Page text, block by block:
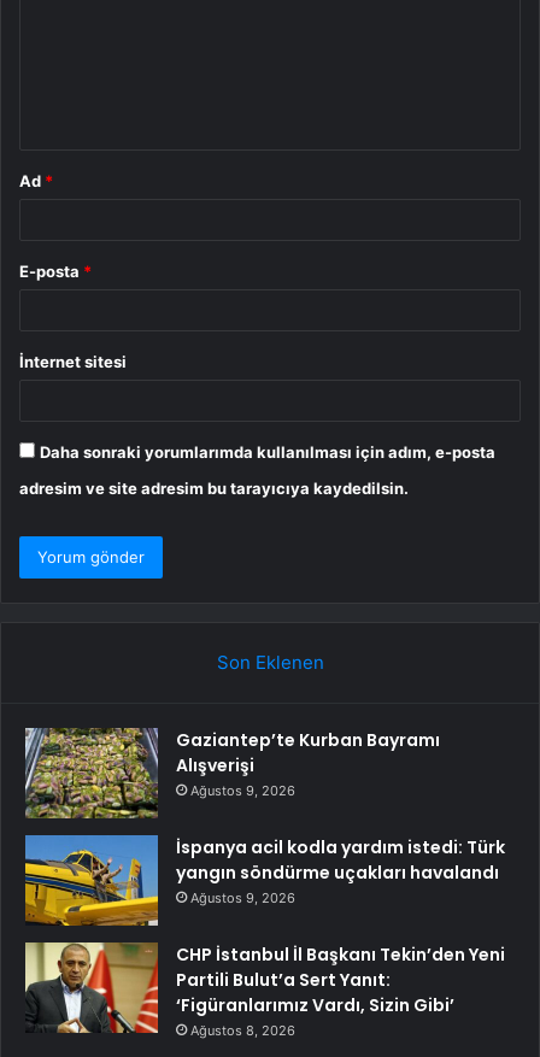
Ad *
E-posta *
İnternet sitesi
Daha sonraki yorumlarımda kullanılması için adım, e-posta
adresim ve site adresim bu tarayıcıya kaydedilsin.
Son Eklenen
Gaziantep’te Kurban Bayramı
Alışverişi
Ağustos 9, 2026
İspanya acil kodla yardım istedi: Türk
yangın söndürme uçakları havalandı
Ağustos 9, 2026
CHP İstanbul İl Başkanı Tekin’den Yeni
Partili Bulut’a Sert Yanıt:
‘Figüranlarımız Vardı, Sizin Gibi’
Ağustos 8, 2026